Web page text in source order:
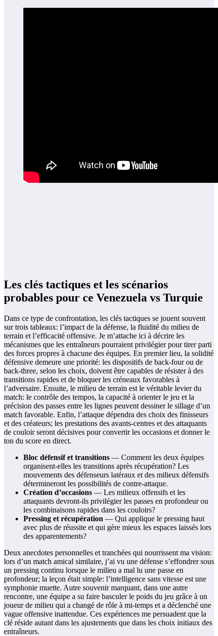
Les clés tactiques et les scénarios
probables pour ce Venezuela vs Turquie
Dans ce type de confrontation, les clés tactiques se jouent souvent
sur trois tableaux: l’impact de la défense, la fluidité du milieu de
terrain et l’efficacité offensive. Je m’attache ici à décrire les
mécanismes que les entraîneurs pourraient privilégier pour tirer parti
des forces propres à chacune des équipes. En premier lieu, la solidité
défensive demeure une priorité: les dispositifs de back-four ou de
back-three, selon les choix, doivent être capables de résister à des
transitions rapides et de bloquer les créneaux favorables à
l’adversaire. Ensuite, le milieu de terrain est le véritable levier du
match: le contrôle des tempos, la capacité à orienter le jeu et la
précision des passes entre les lignes peuvent dessiner le sillage d’un
match favorable. Enfin, l’attaque dépendra des choix des finisseurs
et des créateurs; les prestations des avants-centres et des attaquants
de couloir seront décisives pour convertir les occasions et donner le
ton du score en direct.
Bloc défensif et transitions — Comment les deux équipes
organisent-elles les transitions après récupération? Les
mouvements des défenseurs latéraux et des milieux défensifs
détermineront les possibilités de contre-attaque.
Création d’occasions — Les milieux offensifs et les
attaquants devront-ils privilégier les passes en profondeur ou
les combinaisons rapides dans les couloirs?
Pressing et récupération — Qui applique le pressing haut
avec plus de réussite et qui gère mieux les espaces laissés lors
des apparentements?
Deux anecdotes personnelles et tranchées qui nourrissent ma vision:
lors d’un match amical similaire, j’ai vu une défense s’effondrer sous
un pressing continu lorsque le milieu a mal lu une passe en
profondeur; la leçon était simple: l’intelligence sans vitesse est une
symphonie muette. Autre souvenir marquant, dans une autre
rencontre, une équipe a su faire basculer le poids du jeu grâce à un
joueur de milieu qui a changé de rôle à mi-temps et a déclenché une
vague offensive inattendue. Ces expériences me persuadent que la
clé réside autant dans les ajustements que dans les choix initiaux des
entraîneurs.